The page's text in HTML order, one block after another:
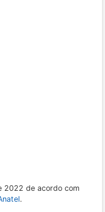
2022 de acordo com
.